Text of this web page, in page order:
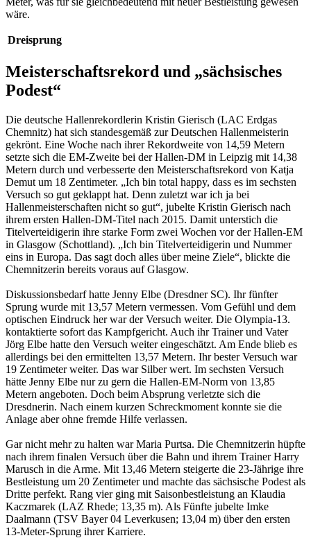
wäre.
Dreisprung
Meisterschaftsrekord und „sächsisches
Podest“
Die deutsche Hallenrekordlerin Kristin Gierisch (LAC Erdgas
Chemnitz) hat sich standesgemäß zur Deutschen Hallenmeisterin
gekrönt. Eine Woche nach ihrer Rekordweite von 14,59 Metern
setzte sich die EM-Zweite bei der Hallen-DM in Leipzig mit 14,38
Metern durch und verbesserte den Meisterschaftsrekord von Katja
Demut um 18 Zentimeter. „Ich bin total happy, dass es im sechsten
Versuch so gut geklappt hat. Denn zuletzt war ich ja bei
Hallenmeisterschaften nicht so gut“, jubelte Kristin Gierisch nach
ihrem ersten Hallen-DM-Titel nach 2015. Damit unterstich die
Titelverteidigerin ihre starke Form zwei Wochen vor der Hallen-EM
in Glasgow (Schottland). „Ich bin Titelverteidigerin und Nummer
eins in Europa. Das sagt doch alles über meine Ziele“, blickte die
Chemnitzerin bereits voraus auf Glasgow.
Diskussionsbedarf hatte Jenny Elbe (Dresdner SC). Ihr fünfter
Sprung wurde mit 13,57 Metern vermessen. Vom Gefühl und dem
optischen Eindruck her war der Versuch weiter. Die Olympia-13.
kontaktierte sofort das Kampfgericht. Auch ihr Trainer und Vater
Jörg Elbe hatte den Versuch weiter eingeschätzt. Am Ende blieb es
allerdings bei den ermittelten 13,57 Metern. Ihr bester Versuch war
19 Zentimeter weiter. Das war Silber wert. Im sechsten Versuch
hätte Jenny Elbe nur zu gern die Hallen-EM-Norm von 13,85
Metern angeboten. Doch beim Absprung verletzte sich die
Dresdnerin. Nach einem kurzen Schreckmoment konnte sie die
Anlage aber ohne fremde Hilfe verlassen.
Gar nicht mehr zu halten war Maria Purtsa. Die Chemnitzerin hüpfte
nach ihrem finalen Versuch über die Bahn und ihrem Trainer Harry
Marusch in die Arme. Mit 13,46 Metern steigerte die 23-Jährige ihre
Bestleistung um 20 Zentimeter und machte das sächsische Podest als
Dritte perfekt. Rang vier ging mit Saisonbestleistung an Klaudia
Kaczmarek (LAZ Rhede; 13,35 m). Als Fünfte jubelte Imke
Daalmann (TSV Bayer 04 Leverkusen; 13,04 m) über den ersten
13-Meter-Sprung ihrer Karriere.